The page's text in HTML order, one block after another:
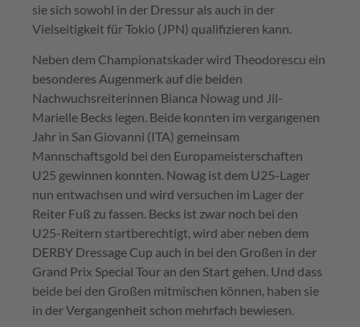
sie sich sowohl in der Dressur als auch in der
Vielseitigkeit für Tokio (JPN) qualifizieren kann.
Neben dem Championatskader wird Theodorescu ein
besonderes Augenmerk auf die beiden
Nachwuchsreiterinnen Bianca Nowag und Jil-
Marielle Becks legen. Beide konnten im vergangenen
Jahr in San Giovanni (ITA) gemeinsam
Mannschaftsgold bei den Europameisterschaften
U25 gewinnen konnten. Nowag ist dem U25-Lager
nun entwachsen und wird versuchen im Lager der
Reiter Fuß zu fassen. Becks ist zwar noch bei den
U25-Reitern startberechtigt, wird aber neben dem
DERBY Dressage Cup auch in bei den Großen in der
Grand Prix Special Tour an den Start gehen. Und dass
beide bei den Großen mitmischen können, haben sie
in der Vergangenheit schon mehrfach bewiesen.